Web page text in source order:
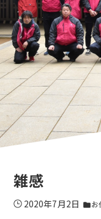
雑感
2020年7月2日 folderお